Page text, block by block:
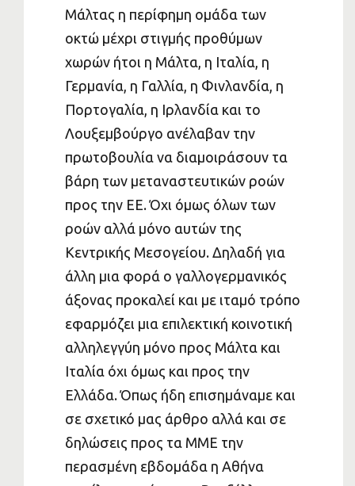
Μάλτας η περίφημη ομάδα των
οκτώ μέχρι στιγμής προθύμων
χωρών ήτοι η Μάλτα, η Ιταλία, η
Γερμανία, η Γαλλία, η Φινλανδία, η
Πορτογαλία, η Ιρλανδία και το
Λουξεμβούργο ανέλαβαν την
πρωτοβουλία να διαμοιράσουν τα
βάρη των μεταναστευτικών ροών
προς την ΕΕ. Όχι όμως όλων των
ροών αλλά μόνο αυτών της
Κεντρικής Μεσογείου. Δηλαδή για
άλλη μια φορά ο γαλλογερμανικός
άξονας προκαλεί και με ιταμό τρόπο
εφαρμόζει μια επιλεκτική κοινοτική
αλληλεγγύη μόνο προς Μάλτα και
Ιταλία όχι όμως και προς την
Ελλάδα. Όπως ήδη επισημάναμε και
σε σχετικό μας άρθρο αλλά και σε
δηλώσεις προς τα ΜΜΕ την
περασμένη εβδομάδα η Αθήνα